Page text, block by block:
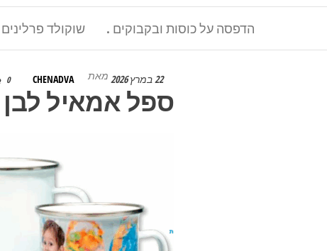
שוקולד פרלינים הדפסה על כוסות ובקבוקים .
22 במרץ 2026 מאת CHENADVA
0
ספל אמאיל לבן